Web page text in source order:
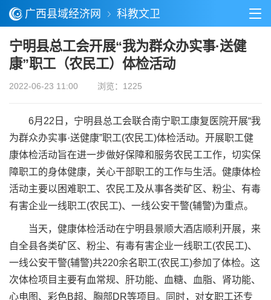
广西县域经济网 科教文卫
宁明县总工会开展“我为群众办实事·送健
康”职工（农民工）体检活动
2022-06-23 11:00 浏览：1225
6月22日，宁明县总工会联合南宁职工康复医院开展“我
为群众办实事·送健康”职工(农民工)体检活动。开展职工健
康体检活动旨在进一步做好保障和服务农民工工作，切实保
障职工的身体健康，关心干部职工的工作与生活。健康体检
活动主要以困难职工、农民工及从事各类矿区、粉尘、有毒
有害企业一线职工(农民工)、一线公安干警(辅警)为重点。
当天，健康体检活动在宁明县景顺大酒店顺利开展，来
自全县各类矿区、粉尘、有毒有害企业一线职工(农民工)、
一线公安干警(辅警)共220余名职工(农民工)参加了体检。这
次体检项目主要有血常规、肝功能、血糖、血脂、肾功能、
心电图、彩色B超、胸部DR等项目。同时，对女职工还专